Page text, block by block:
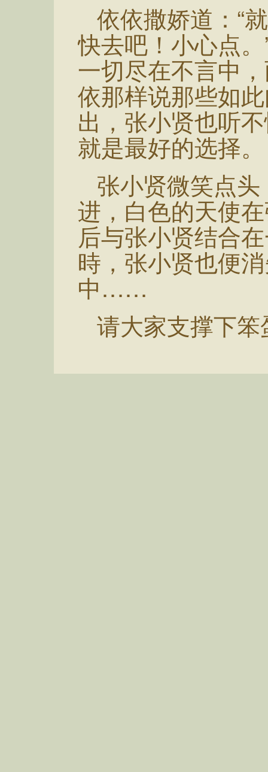
依依撒娇道：“
快去吧！小心点
一切尽在不言中
依那样说那些如
出，张小贤也听
就是最好的选择。
张小贤微笑点
进，白色的天使
后与张小贤结合
時，张小贤也便
中……
请大家支撑下